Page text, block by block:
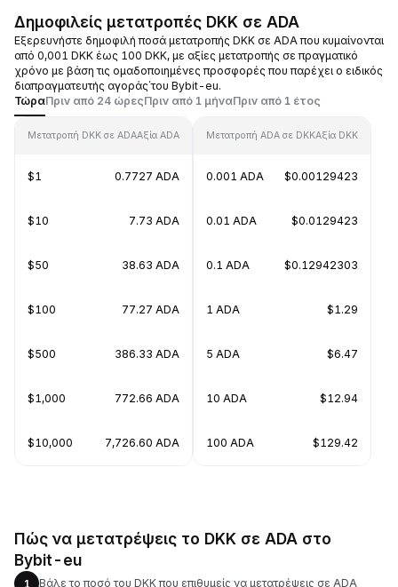
Δημοφιλείς μετατροπές DKK σε ADA
Εξερευνήστε δημοφιλή ποσά μετατροπής DKK σε ADA που κυμαίνονται
από 0,001 DKK έως 100 DKK, με αξίες μετατροπής σε πραγματικό
χρόνο με βάση τις ομαδοποιημένες προσφορές που παρέχει ο ειδικός
διαπραγματευτής αγοράς΄του Bybit-eu.
ΤώραΠριν από 24 ώρεςΠριν από 1 μήναΠριν από 1 έτος
Μετατροπή DKK σε ADAΑξία ADA
$1 0.7727 ADA
$10 7.73 ADA
$50 38.63 ADA
$100 77.27 ADA
$500 386.33 ADA
$1,000 772.66 ADA
$10,000 7,726.60 ADA
Μετατροπή ADA σε DKKΑξία DKK
0.001 ADA $0.00129423
0.01 ADA $0.0129423
0.1 ADA $0.12942303
1 ADA $1.29
5 ADA $6.47
10 ADA $12.94
100 ADA $129.42
Πώς να μετατρέψεις το DKK σε ADA στο
Bybit-eu
1 Βάλε το ποσό του DKK που επιθυμείς να μετατρέψεις σε ADA